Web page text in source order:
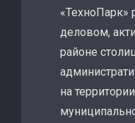
«ТехноПарк»
деловом,
районе
на